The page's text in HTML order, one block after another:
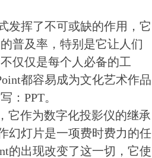
发挥了不可或缺的作用，它
普及率，特别是它让人们
仅仅是每个人必备的工
都容易成为文化艺术作品
：PPT。
它作为数字化投影仪的继承
幻灯片是一项费时费力的任
的出现改变了这一切，它使